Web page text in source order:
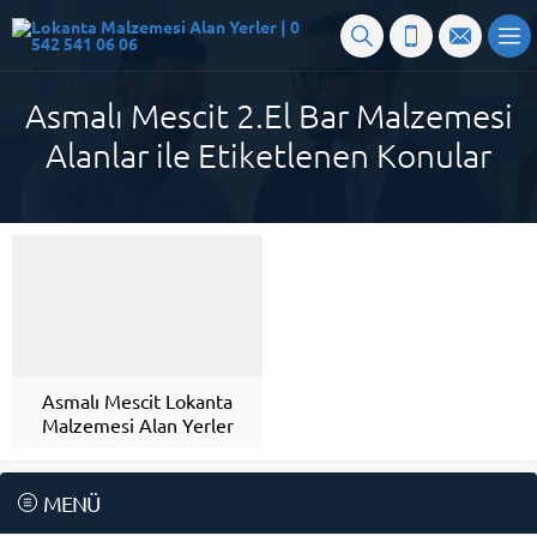
Asmalı Mescit 2.El Bar Malzemesi
Alanlar ile Etiketlenen Konular
Asmalı Mescit Lokanta
Malzemesi Alan Yerler
MENÜ